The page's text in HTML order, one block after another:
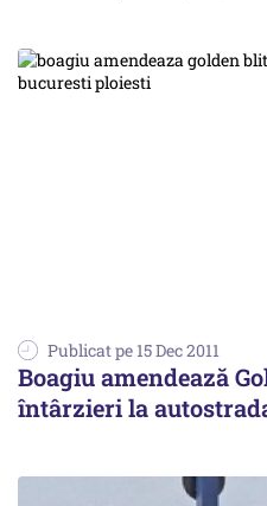
Publicat pe 15 Dec 2011
Boagiu amendează
întârzieri la